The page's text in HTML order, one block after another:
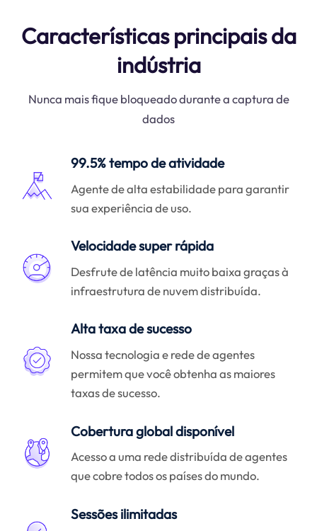
Características principais da
indústria
Nunca mais fique bloqueado durante a captura de
dados
99.5% tempo de atividade
Agente de alta estabilidade para garantir
sua experiência de uso.
Velocidade super rápida
Desfrute de latência muito baixa graças à
infraestrutura de nuvem distribuída.
Alta taxa de sucesso
Nossa tecnologia e rede de agentes
permitem que você obtenha as maiores
taxas de sucesso.
Cobertura global disponível
Acesso a uma rede distribuída de agentes
que cobre todos os países do mundo.
Sessões ilimitadas